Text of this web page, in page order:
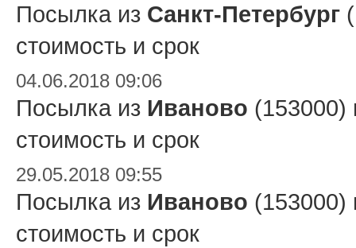
Посылка из Санкт-Петербург
стоимость и срок
04.06.2018 09:06
Посылка из Иваново
стоимость и срок
29.05.2018 09:55
Посылка из Иваново
стоимость и срок